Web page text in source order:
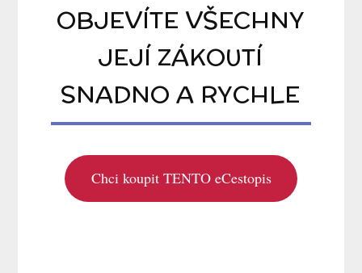
OBJEVÍTE VŠECHNY
JEJÍ ZÁKOUTÍ
SNADNO A RYCHLE
Chci koupit TENTO eCestopis